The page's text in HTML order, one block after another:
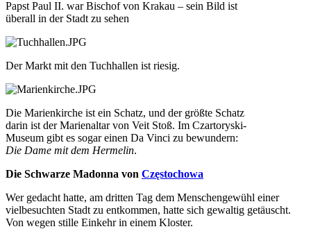
Papst Paul II. war Bischof von Krakau – sein Bild ist
überall in der Stadt zu sehen
Der Markt mit den Tuchhallen ist riesig.
Die Marienkirche ist ein Schatz, und der größte Schatz
darin ist der Marienaltar von Veit Stoß. Im Czartoryski-
Museum gibt es sogar einen Da Vinci zu bewundern:
Die Dame mit dem Hermelin.
Die Schwarze Madonna von Częstochowa
Wer gedacht hatte, am dritten Tag dem Menschengewühl einer
vielbesuchten Stadt zu entkommen, hatte sich gewaltig getäuscht.
Von wegen stille Einkehr in einem Kloster.